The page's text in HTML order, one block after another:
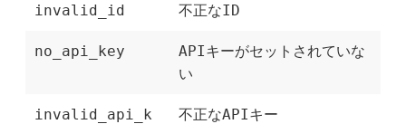
invalid_id 不正なID
no_api_key
APIキーがセットされていな
い
invalid_api_k
不正なAPIキー